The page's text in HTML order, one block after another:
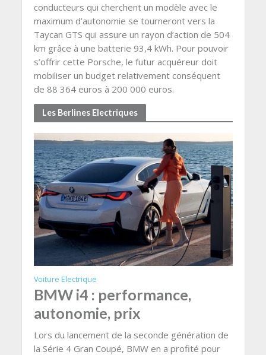
conducteurs qui cherchent un modèle avec le
maximum d’autonomie se tourneront vers la
Taycan GTS qui assure un rayon d’action de 504
km grâce à une batterie 93,4 kWh. Pour pouvoir
s’offrir cette Porsche, le futur acquéreur doit
mobiliser un budget relativement conséquent
de 88 364 euros à 200 000 euros.
Les Berlines Electriques
Voiture Electrique
BMW i4 : performance,
autonomie, prix
Lors du lancement de la seconde génération de
la Série 4 Gran Coupé, BMW en a profité pour